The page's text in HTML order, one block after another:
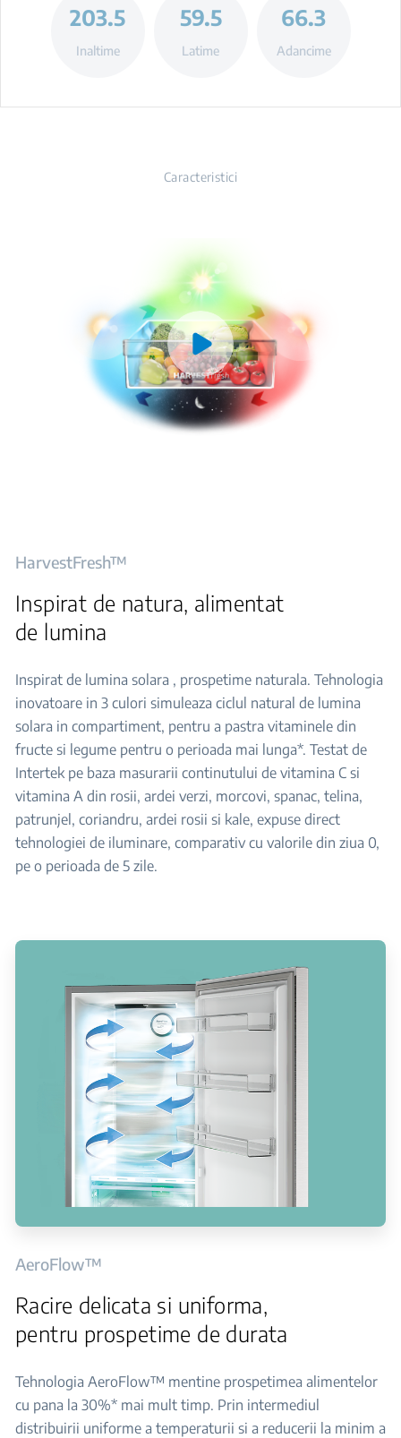
203.5
Inaltime
59.5
Latime
66.3
Adancime
Caracteristici
HarvestFresh™
Inspirat de natura, alimentat
de lumina
Inspirat de lumina solara , prospetime naturala. Tehnologia
inovatoare in 3 culori simuleaza ciclul natural de lumina
solara in compartiment, pentru a pastra vitaminele din
fructe si legume pentru o perioada mai lunga*. Testat de
Intertek pe baza masurarii continutului de vitamina C si
vitamina A din rosii, ardei verzi, morcovi, spanac, telina,
patrunjel, coriandru, ardei rosii si kale, expuse direct
tehnologiei de iluminare, comparativ cu valorile din ziua 0,
pe o perioada de 5 zile.
AeroFlow™
Racire delicata si uniforma,
pentru prospetime de durata
Tehnologia AeroFlow™ mentine prospetimea alimentelor
cu pana la 30%* mai mult timp. Prin intermediul
distribuirii uniforme a temperaturii si a reducerii la minim a